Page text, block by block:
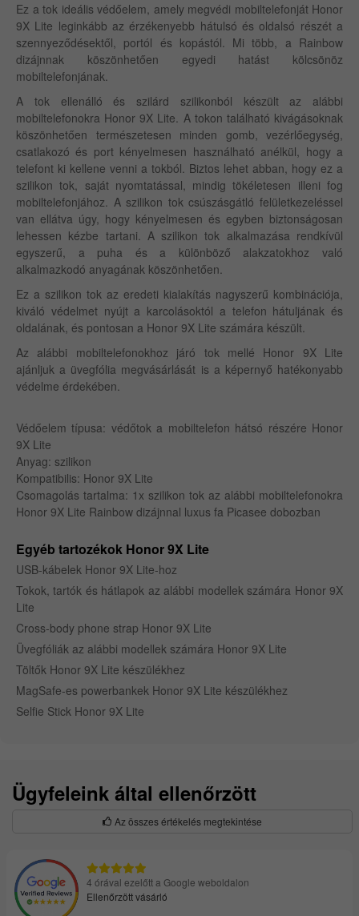
Ez a tok ideális védőelem, amely megvédi mobiltelefonját Honor
9X Lite leginkább az érzékenyebb hátulsó és oldalsó részét a
szennyeződésektől, portól és kopástól. Mi több, a Rainbow
dizájnnak köszönhetően egyedi hatást kölcsönöz
mobiltelefonjának.
A tok ellenálló és szilárd szilikonból készült az alábbi
mobiltelefonokra Honor 9X Lite. A tokon található kivágásoknak
köszönhetően természetesen minden gomb, vezérlőegység,
csatlakozó és port kényelmesen használható anélkül, hogy a
telefont ki kellene venni a tokból. Biztos lehet abban, hogy ez a
szilikon tok, saját nyomtatással, mindig tökéletesen illeni fog
mobiltelefonjához. A szilikon tok csúszásgátló felületkezeléssel
van ellátva úgy, hogy kényelmesen és egyben biztonságosan
lehessen kézbe tartani. A szilikon tok alkalmazása rendkívül
egyszerű, a puha és a különböző alakzatokhoz való
alkalmazkodó anyagának köszönhetően.
Ez a szilikon tok az eredeti kialakítás nagyszerű kombinációja,
kiváló védelmet nyújt a karcolásoktól a telefon hátuljának és
oldalának, és pontosan a Honor 9X Lite számára készült.
Az alábbi mobiltelefonokhoz járó tok mellé Honor 9X Lite
ajánljuk a üvegfólia megvásárlását is a képernyő hatékonyabb
védelme érdekében.
Védőelem típusa: védőtok a mobiltelefon hátsó részére Honor
9X Lite
Anyag: szilikon
Kompatibilis: Honor 9X Lite
Csomagolás tartalma: 1x szilikon tok az alábbi mobiltelefonokra
Honor 9X Lite Rainbow dizájnnal luxus fa Picasee dobozban
Egyéb tartozékok Honor 9X Lite
USB-kábelek Honor 9X Lite-hoz
Tokok, tartók és hátlapok az alábbi modellek számára Honor 9X
Lite
Cross-body phone strap Honor 9X Lite
Üvegfóliák az alábbi modellek számára Honor 9X Lite
Töltők Honor 9X Lite készülékhez
MagSafe-es powerbankek Honor 9X Lite készülékhez
Selfie Stick Honor 9X Lite
Ügyfeleink által ellenőrzött
Az összes értékelés megtekintése
4 órával ezelőtt a Google weboldalon
Ellenőrzött vásárló